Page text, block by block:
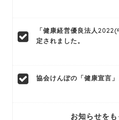
「健康経営優良法人
定されました。
協会けんぽの「健康宣言
お知らせを